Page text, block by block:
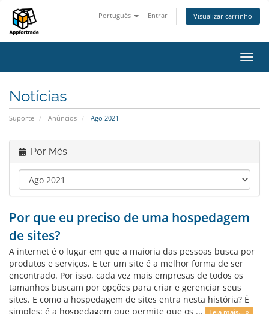
Português Entrar Visualizar carrinho
Notícias
Suporte Anúncios Ago 2021
Por Mês
Por que eu preciso de uma hospedagem
de sites?
A internet é o lugar em que a maioria das pessoas busca por
produtos e serviços. E ter um site é a melhor forma de ser
encontrado. Por isso, cada vez mais empresas de todos os
tamanhos buscam por opções para criar e gerenciar seus
sites. E como a hospedagem de sites entra nesta história? É
simples: é a hospedagem que permite que os ...
Leia mais... »